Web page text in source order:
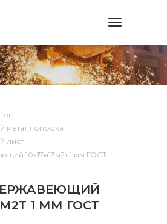
Toggle
металлопрокат
лист
10х17н13м2т 1 мм ГОСТ
1 ММ ГОСТ